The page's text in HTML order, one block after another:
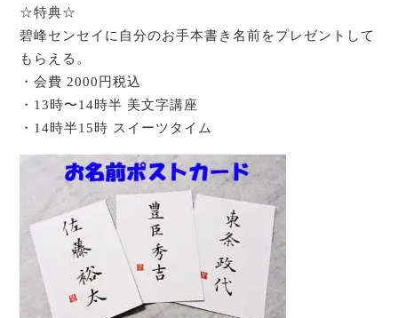
☆特典☆
碧峰センセイに自分のお手本書き名前をプレゼントして
もらえる。
・会費 2000円税込
・13時〜14時半 美文字講座
・14時半15時 スイーツタイム